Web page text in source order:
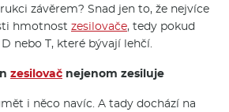
závěrem? Snad jen to, že nejvíce
hmotnost zesilovače, tedy pokud
nebo T, které bývají lehčí.
zesilovač nejenom zesiluje
i něco navíc. A tady dochází na